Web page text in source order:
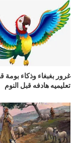
غرور بغبغاء وذكاء
تعليميه هادفه قبل النوم